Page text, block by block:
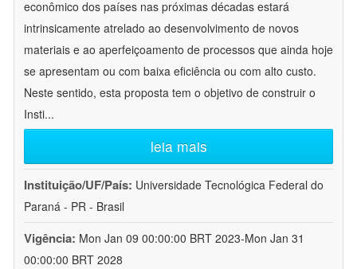
econômico dos países nas próximas décadas estará
intrinsicamente atrelado ao desenvolvimento de novos
materiais e ao aperfeiçoamento de processos que ainda hoje
se apresentam ou com baixa eficiência ou com alto custo.
Neste sentido, esta proposta tem o objetivo de construir o
Insti...
leia mais
Instituição/UF/País: Universidade Tecnológica Federal do
Paraná - PR - Brasil
Vigência: Mon Jan 09 00:00:00 BRT 2023-Mon Jan 31
00:00:00 BRT 2028